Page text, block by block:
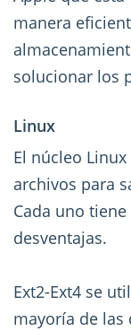
manera
solucionar los
Linux
El núcleo
archivos para
Cada uno
desventajas.
Ext2-Ext4 se
mayoría de las